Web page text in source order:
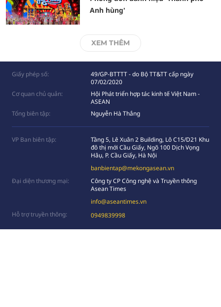
Anh hùng'
XEM THÊM
Giấy phép số:
49/GP-BTTTT - do Bộ TT&TT cấp ngày
07/02/2020
Cơ quan chủ quản:
Hội Phát triển hợp tác kinh tế Việt Nam -
ASEAN
Tổng biên tập:
Nguyễn Hà Thắng
VP Ban biên tập:
Tầng 5, Lê Xuân 2 Building, Lô C15/D21 Khu
đô thị mới Cầu Giấy, Ngõ 100 Dịch Vọng
Hâụ, P. Cầu Giấy, Hà Nội
banbientap@mekongasean.vn
Đại diện thương mại:
Công ty CP Công nghệ và Truyền thông
Asean Times
info@aseantimes.vn
Hỗ trợ truyền thông:
0949839998